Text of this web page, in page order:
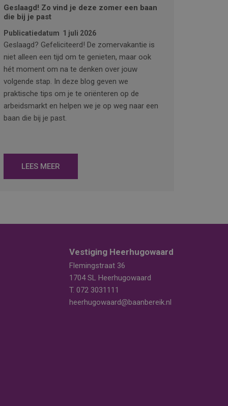
Geslaagd! Zo vind je deze zomer een baan
die bij je past
Publicatiedatum 1 juli 2026
Geslaagd? Gefeliciteerd! De zomervakantie is
niet alleen een tijd om te genieten, maar ook
hét moment om na te denken over jouw
volgende stap. In deze blog geven we
praktische tips om je te oriënteren op de
arbeidsmarkt en helpen we je op weg naar een
baan die bij je past.
LEES MEER
Vestiging Heerhugowaard
Flemingstraat 36
1704 SL Heerhugowaard
T. 072 3031111
heerhugowaard@baanbereik.nl